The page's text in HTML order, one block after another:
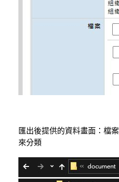
匯出後提供的資料畫面：檔
來分類